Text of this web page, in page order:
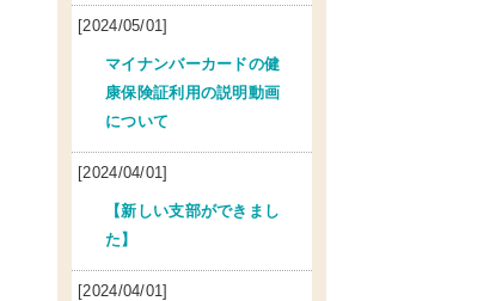
[2024/05/01]
マイナンバーカードの健
康保険証利用の説明動画
について
[2024/04/01]
【新しい支部ができまし
た】
[2024/04/01]